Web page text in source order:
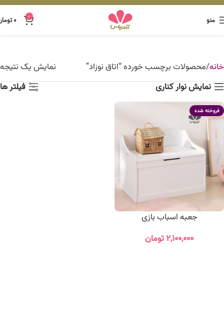
منو 0 ۰
خانه محصولات برچسب خورده “اتاق نوزاد”
نمایش یک نتیجه
نمایش نوار کناری
فیلتر ها
فروخته شده
جعبه اسباب بازی
۲,۱۰۰,۰۰۰تومان